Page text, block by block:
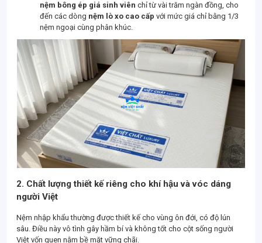
nệm bông ép giá sinh viên chỉ từ vài trăm ngàn đồng, cho
đến các dòng nệm lò xo cao cấp với mức giá chỉ bằng 1/3
nệm ngoại cùng phân khúc.
2. Chất lượng thiết kế riêng cho khí hậu và vóc dáng
người Việt
Nệm nhập khẩu thường được thiết kế cho vùng ôn đới, có độ lún
sâu. Điều này vô tình gây hầm bí và không tốt cho cột sống người
Việt vốn quen nằm bề mặt vững chãi.